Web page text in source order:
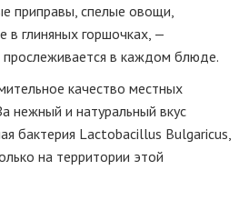
приправы, спелые овощи,
в глиняных горшочках, —
прослеживается в каждом блюде.
качество местных
нежный и натуральный вкус
бактерия Lactobacillus Bulgaricus,
на территории этой